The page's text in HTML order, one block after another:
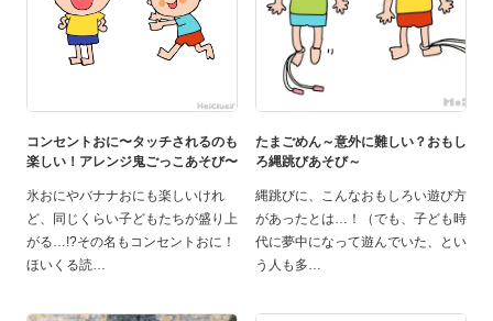
コンセントおに〜タッチされるのも
楽しい！アレンジ鬼ごっこあそび〜
氷おにやバナナおにも楽しいけれ
ど、同じくらい子どもたちが盛り上
がる…!?その名もコンセントおに！
ほいくる読
たまごめん～意外に難しい？おもし
ろ縄跳びあそび～
縄跳びに、こんなおもしろい遊び方
があったとは…！（でも、子ども時
代に夢中になって遊んでいた、とい
う人も多